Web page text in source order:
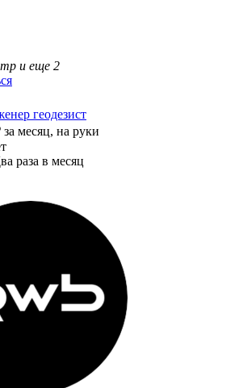
и еще 2
геодезист
за месяц, на руки
раза в месяц